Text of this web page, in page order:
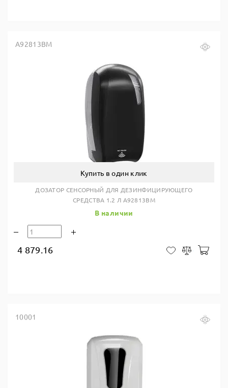
A92813BM
Купить в один клик
ДОЗАТОР СЕНСОРНЫЙ ДЛЯ ДЕЗИНФИЦИРУЮЩЕГО
СРЕДСТВА 1.2 Л A92813BM
В наличии
4 879.16 В закладки
Сравнить
10001